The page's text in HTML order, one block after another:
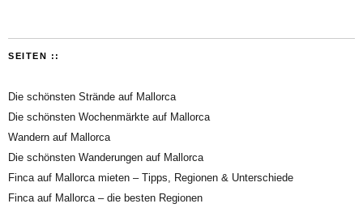
SEITEN ::
Die schönsten Strände auf Mallorca
Die schönsten Wochenmärkte auf Mallorca
Wandern auf Mallorca
Die schönsten Wanderungen auf Mallorca
Finca auf Mallorca mieten – Tipps, Regionen & Unterschiede
Finca auf Mallorca – die besten Regionen